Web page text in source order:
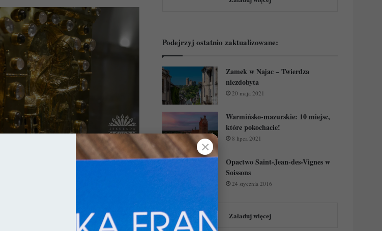
Podejrzyj ostatnio zaktualizowane:
Zamek w Najac – Twierdza
niezdobyta
20 maja 2021
Warmińsko-mazurskie: 10 miejsc,
które pokochacie!
8 lipca 2021
Opactwo Saint-Jean-des-Vignes w
Soissons
24 stycznia 2016
Załaduj więcej
✕